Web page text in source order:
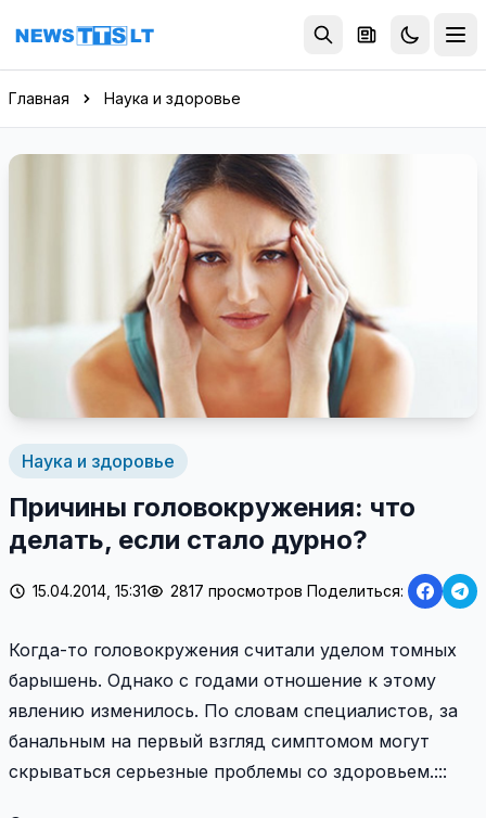
Перейти к содержимому
Главная Наука и здоровье
Наука и здоровье
Причины головокружения: что
делать, если стало дурно?
15.04.2014, 15:31 2817 просмотров Поделиться:
Когда-то головокружения считали уделом томных
барышень. Однако с годами отношение к этому
явлению изменилось. По словам специалистов, за
банальным на первый взгляд симптомом могут
скрываться серьезные проблемы со здоровьем.:::